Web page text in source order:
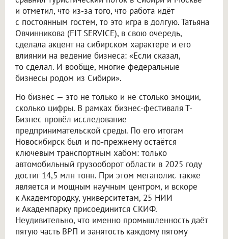
и отметил, что из-за того, что работа идёт
с постоянным гостем, то это игра в долгую. Татьяна
Овчинникова (FIT SERVICE), в свою очередь,
сделала акцент на сибирском характере и его
влиянии на ведение бизнеса: «Если сказал,
то сделал. И вообще, многие федеральные
бизнесы родом из Сибири».
Но бизнес — это не только и не столько эмоции,
сколько цифры. В рамках бизнес-фестиваля Т-
Бизнес провёл исследование
предпринимательской среды. По его итогам
Новосибирск был и по-прежнему остаётся
ключевым транспортным хабом: только
автомобильный грузооборот области в 2025 году
достиг 14,5 млн тонн. При этом мегаполис также
является и мощным научным центром, и вскоре
к Академгородку, университетам, 25 НИИ
и Академпарку присоединится СКИФ.
Неудивительно, что именно промышленность даёт
пятую часть ВРП и занятость каждому пятому